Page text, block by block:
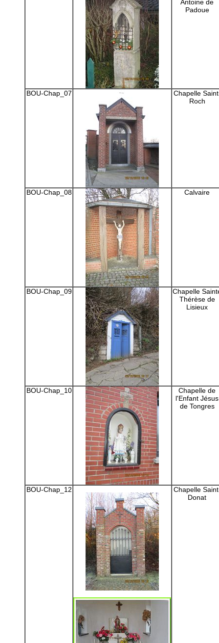
Antoine de
Padoue
BOU-Chap_07
Chapelle
Roch
BOU-Chap_08 Calvaire
BOU-Chap_09
Chapelle
Thérèse de
Lisieux
BOU-Chap_10
Chapelle de
l'Enfant Jésus
de Tongres
BOU-Chap_12
Chapelle
Donat